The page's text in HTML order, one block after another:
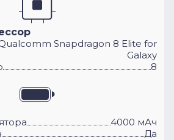
Snapdragon 8 Elite for
Galaxy
8
4000 мАч
Да